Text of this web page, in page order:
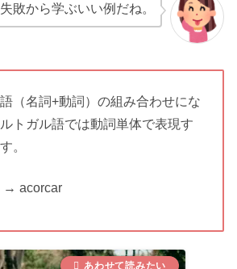
敗から学ぶいい例だね。
（名詞+動詞）の組み合わせにな
トガル語では動詞単体で表現す
。
→ acorcar